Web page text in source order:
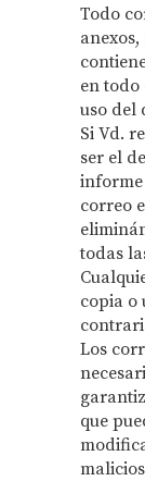
Todo
en todo
uso del
Si Vd.
ser el
informe
correo
todas
copia o
Los
que